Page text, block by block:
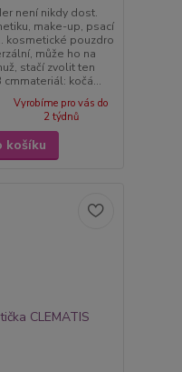
není nikdy dost.
make-up, psací
kosmetické pouzdro
může ho na
stačí zvolit ten
kočá...
Vyrobíme pro vás do
2 týdnů
košíku